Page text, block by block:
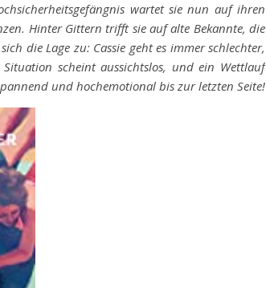
wartet sie nun auf ihren
Hinter Gittern trifft sie auf alte Bekannte, die
die Lage zu: Cassie geht es immer schlechter,
scheint aussichtslos, und ein Wettlauf
und hochemotional bis zur letzten Seite!